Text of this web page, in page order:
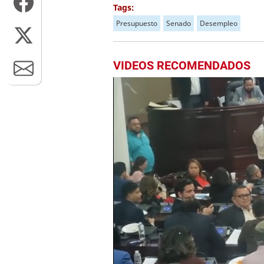
Tags:
Presupuesto Senado Desempleo
VIDEOS RECOMENDADOS